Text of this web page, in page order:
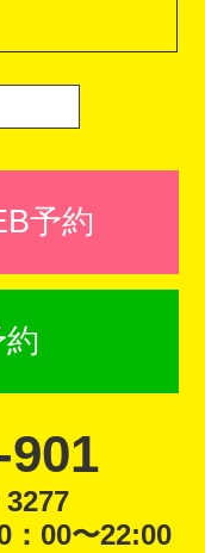
予約
901
：00〜22:00